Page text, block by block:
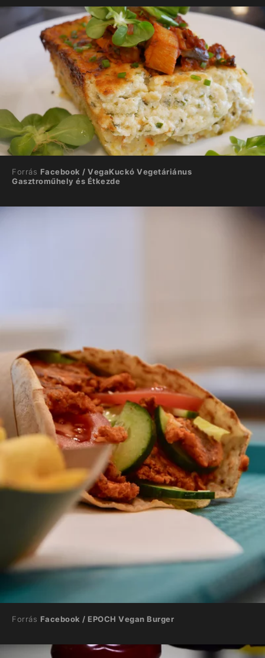
Forrás Facebook / VegaKuckó Vegetáriánus
Gasztroműhely és Étkezde
Forrás Facebook / EPOCH Vegan Burger